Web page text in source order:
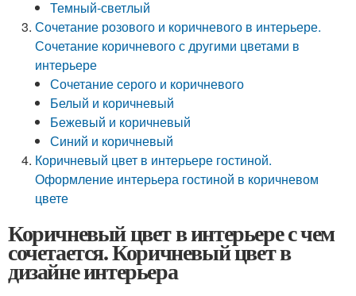
Темный-светлый
Сочетание розового и коричневого в интерьере.
Сочетание коричневого с другими цветами в
интерьере
Сочетание серого и коричневого
Белый и коричневый
Бежевый и коричневый
Синий и коричневый
Коричневый цвет в интерьере гостиной.
Оформление интерьера гостиной в коричневом
цвете
Коричневый цвет в интерьере с чем
сочетается. Коричневый цвет в
дизайне интерьера